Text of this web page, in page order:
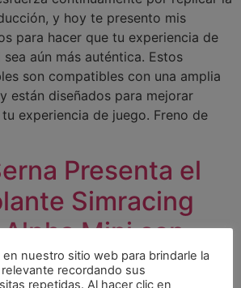
y hoy te presento mis
para hacer que tu experiencia de
aún más auténtica. Estos
son compatibles con una amplia
están diseñados para mejorar
experiencia de juego. Freno de
Presenta el
Simracing
Mini con
nuestro sitio web para brindarle la
recordando sus
repetidas. Al hacer clic en